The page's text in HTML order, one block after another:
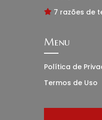
7 razões de
Menu
Política de
Termos de Uso